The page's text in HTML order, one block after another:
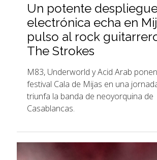
Un potente
electrónica echa en
pulso al rock
The Strokes
M83, Underworld y Acid Arab
festival Cala de Mijas en una
triunfa la banda de neoyorquina de
Casablancas.